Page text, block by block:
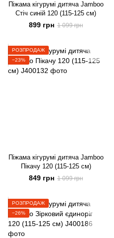
Піжама кігурумі дитяча Jamboo
Стіч синій 120 (115-125 см)
899 грн 1 099 грн
РОЗПРОДАЖ
−23%
Піжама кігурумі дитяча Jamboo
Пікачу 120 (115-125 см)
849 грн 1 099 грн
РОЗПРОДАЖ
−26%